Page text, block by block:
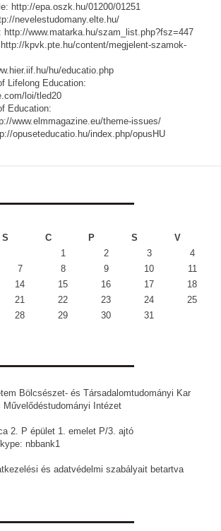
http://epa.oszk.hu/01200/01251
nevelestudomany.elte.hu/
www.matarka.hu/szam_list.php?fsz=447
kpvk.pte.hu/content/megjelent-szamok-
hu/educatio.php
Lifelong Education:
loi/tled20
Education:
www.elmmagazine.eu/theme-issues/
opuseteducatio.hu/index.php/opusHU
S C P S
V
1
2 3
4
7 8 9 10
11
14 15 16 17
18
21 22 23 24
25
28 29 30
31
Bölcsészet- és Társadalomtudományi Kar
Intézet
2. P épület 1. emelet P/3. ajtó
nbbank1
és adatvédelmi szabályait betartva